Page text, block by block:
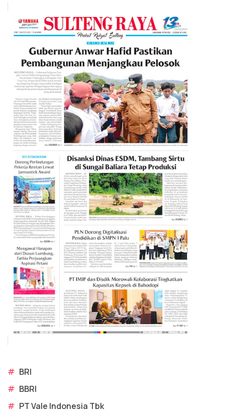
# BRI
# BBRI
# PT Vale Indonesia Tbk